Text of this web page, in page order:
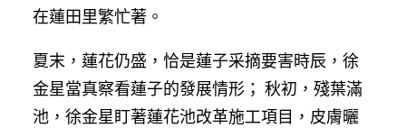
在蓮田里繁忙著。
夏末，蓮花仍盛，恰是蓮子采摘要害時辰，徐
金星當真察看蓮子的發展情形； 秋初，殘葉滿
池，徐金星盯著蓮花池改革施工項目，皮膚曬